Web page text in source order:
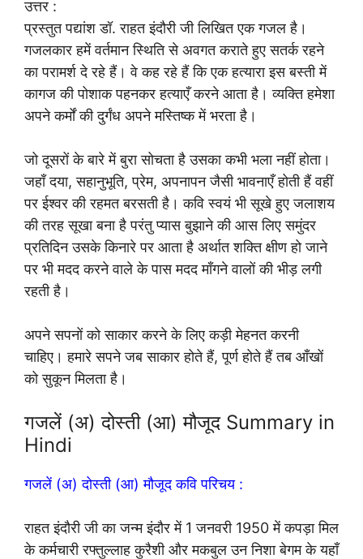
उत्तर :
प्रस्तुत पद्यांश डॉ. राहत इंदौरी जी लिखित एक गजल है।
गजलकार हमें वर्तमान स्थिति से अवगत कराते हुए सतर्क रहने
का परामर्श दे रहे हैं। वे कह रहे हैं कि एक हत्यारा इस बस्ती में
कागज की पोशाक पहनकर हत्याएँ करने आता है। व्यक्ति हमेशा
अपने कर्मों की दुर्गंध अपने मस्तिष्क में भरता है।
जो दूसरों के बारे में बुरा सोचता है उसका कभी भला नहीं होता।
जहाँ दया, सहानुभूति, प्रेम, अपनापन जैसी भावनाएँ होती हैं वहीं
पर ईश्वर की रहमत बरसती है। कवि स्वयं भी सूखे हुए जलाशय
की तरह सूखा बना है परंतु प्यास बुझाने की आस लिए समुंदर
प्रतिदिन उसके किनारे पर आता है अर्थात शक्ति क्षीण हो जाने
पर भी मदद करने वाले के पास मदद माँगने वालों की भीड़ लगी
रहती है।
अपने सपनों को साकार करने के लिए कड़ी मेहनत करनी
चाहिए। हमारे सपने जब साकार होते हैं, पूर्ण होते हैं तब आँखों
को सुकून मिलता है।
गजलें (अ) दोस्ती (आ) मौजूद Summary in
Hindi
गजलें (अ) दोस्ती (आ) मौजूद कवि परिचय :
राहत इंदौरी जी का जन्म इंदौर में 1 जनवरी 1950 में कपड़ा मिल
के कर्मचारी रफ्तुल्लाह कुरैशी और मकबुल उन निशा बेगम के यहाँ